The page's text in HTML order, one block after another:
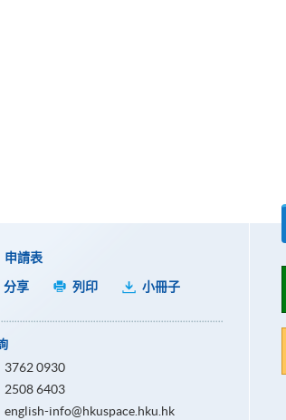
申請表
分享
列印 小冊子
3762 0930
2508 6403
english-info@hkuspace.hku.hk